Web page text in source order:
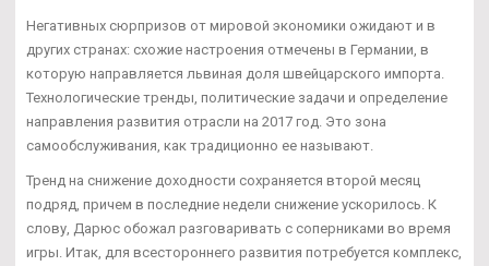
Негативных сюрпризов от мировой экономики ожидают и в
других странах: схожие настроения отмечены в Германии, в
которую направляется львиная доля швейцарского импорта.
Технологические тренды, политические задачи и определение
направления развития отрасли на 2017 год. Это зона
самообслуживания, как традиционно ее называют.
Тренд на снижение доходности сохраняется второй месяц
подряд, причем в последние недели снижение ускорилось. К
слову, Дарюс обожал разговаривать с соперниками во время
игры. Итак, для всестороннего развития потребуется комплекс,